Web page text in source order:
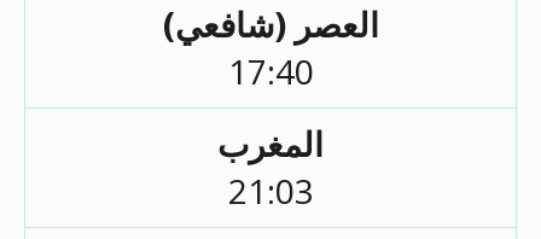
العصر (شافعي)
17:40
المغرب
21:03